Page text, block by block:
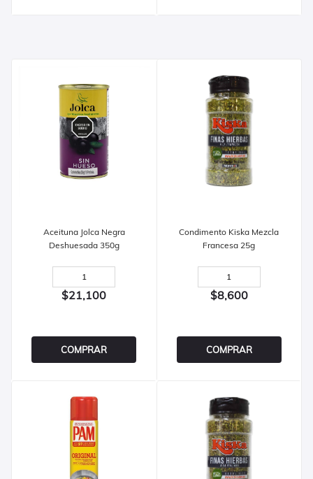
Aceituna Jolca Negra
Deshuesada 350g
$21,100
COMPRAR
Condimento Kiska Mezcla
Francesa 25g
$8,600
COMPRAR